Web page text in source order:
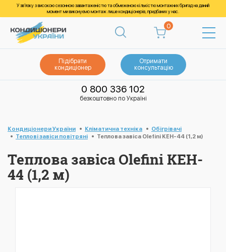
У зв’язку з високою сезонною завантаженістю та обмеженою кількістю монтажних бригад на даний
момент ми виконуємо монтаж лише кондиціонерів, придбаних у нас.
0
Підібрати
кондиціонер
Отримати
консультацію
0 800 336 102
безкоштовно по Україні
Кондиціонери України Кліматична техніка
Обігрівачі
Теплові завіси повітряні
Теплова завіса Olefini KEH-44 (1,2 м)
Теплова завіса Olefini KEH-
44 (1,2 м)